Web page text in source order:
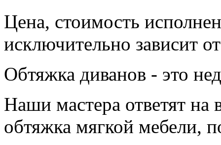
Цена, стоимость
исключительно зависит
Обтяжка диванов - это
Наши мастера ответят на
обтяжка мягкой мебели,